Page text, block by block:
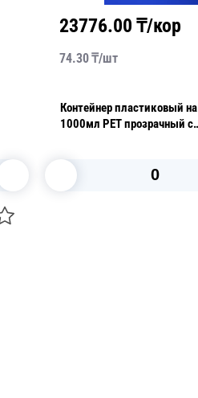
23776.00 ₸/кор
74.30₸/шт
Контейнер пластиковый на 3 секции
1000мл PET прозрачный с
320 шт/кор ПР-К-28С3 ПЭТ